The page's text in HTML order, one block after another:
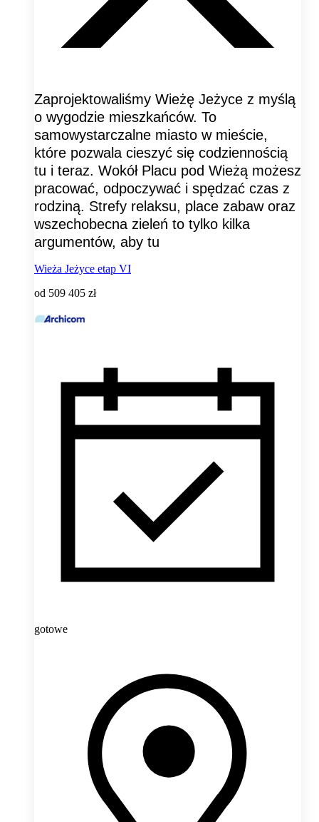
Zaprojektowaliśmy Wieżę Jeżyce z myślą
o wygodzie mieszkańców. To
samowystarczalne miasto w mieście,
które pozwala cieszyć się codziennością
tu i teraz. Wokół Placu pod Wieżą możesz
pracować, odpoczywać i spędzać czas z
rodziną. Strefy relaksu, place zabaw oraz
wszechobecna zieleń to tylko kilka
argumentów, aby tu
Wieża Jeżyce etap VI
od 509 405 zł
gotowe